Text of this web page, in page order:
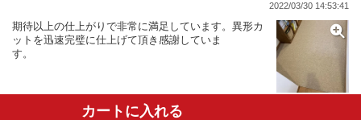
2022/03/30 14:53:41
期待以上の仕上がりで非常に満足しています。異形カ
ットを迅速完璧に仕上げて頂き感謝していま
す。
カートに入れる